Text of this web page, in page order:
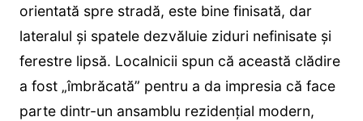
orientată spre stradă, este bine finisată, dar
lateralul și spatele dezvăluie ziduri nefinisate și
ferestre lipsă. Localnicii spun că această clădire
a fost „îmbrăcată” pentru a da impresia că face
parte dintr-un ansamblu rezidențial modern,